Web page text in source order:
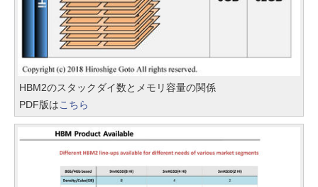
HBM2のスタックダイ数とメモリ容量の関係
PDF版はこちら